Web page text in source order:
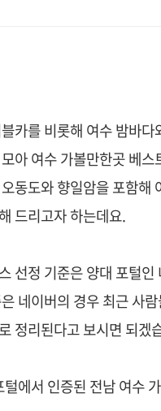
카를 비롯해 여수 밤바
아 여수 가볼만한곳 베
동도와 향일암을 포함해
드리고자 하는데요.
선정 기준은 양대 포털
네이버의 경우 최근 사
정리된다고 보시면 되겠
털에서 인증된 전남 여수